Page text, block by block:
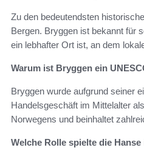
Zu den bedeutendsten
Bergen. Bryggen ist bekannt für
ein lebhafter Ort ist, an dem
Warum ist Bryggen ein
Bryggen wurde aufgrund seiner
Handelsgeschäft im Mittelalter
Norwegens und beinhaltet
Welche Rolle spielte die